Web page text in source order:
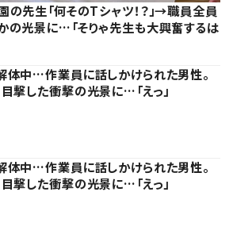
先生「何そのTシャツ！？」→職員全員
の光景に…「そりゃ先生も大興奮するは
体中…作業員に話しかけられた男性。
目撃した衝撃の光景に…「えっ」
体中…作業員に話しかけられた男性。
目撃した衝撃の光景に…「えっ」